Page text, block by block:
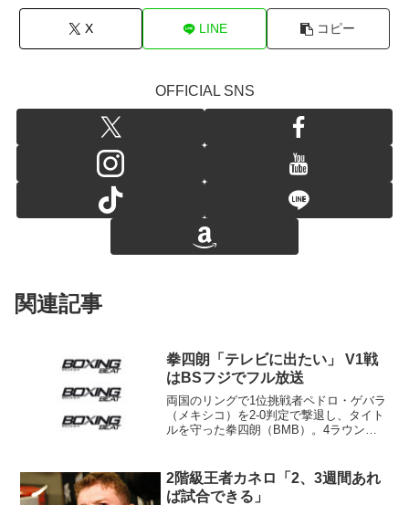
X LINE コピー
OFFICIAL SNS
関連記事
拳四朗「テレビに出たい」 V1戦
はBSフジでフル放送
両国のリングで1位挑戦者ペドロ・ゲバラ
（メキシコ）を2-0判定で撃退し、タイト
ルを守った拳四朗（BMB）。4ラウンド
ッシャーをかけ続ければ大丈夫だと思っ
ていました」と作...
2階級王者カネロ「2、3週間あれ
ば試合できる」